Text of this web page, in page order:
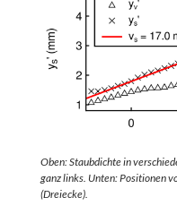
Oben: Staubdichte in
ganz links. Unten: Positionen
(Dreiecke).